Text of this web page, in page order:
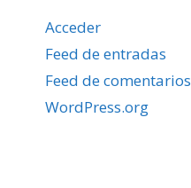
Acceder
Feed de entradas
Feed de comentarios
WordPress.org